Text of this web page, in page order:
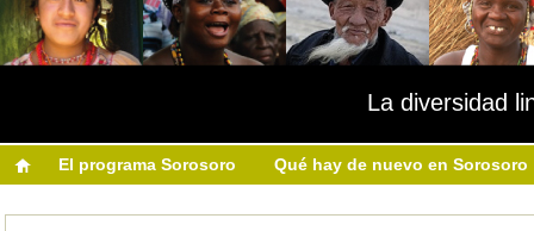
La diversidad
El programa Sorosoro Qué hay de nuevo en Sorosoro